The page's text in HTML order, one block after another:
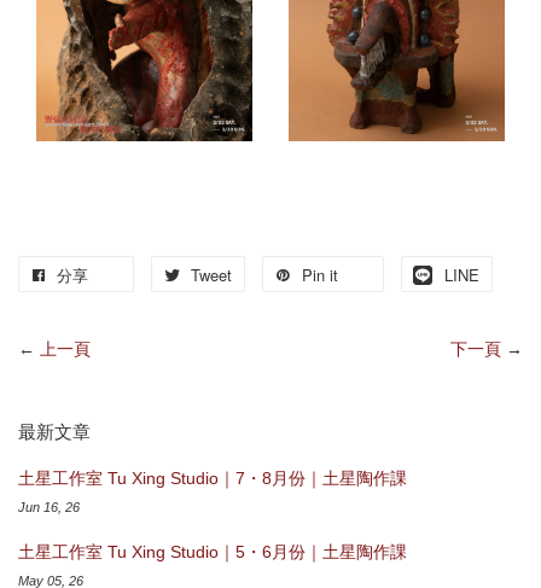
分享 Tweet Pin it LINE
← 上一頁 下一頁 →
最新文章
土星工作室 Tu Xing Studio｜7・8月份｜土星陶作課
Jun 16, 26
土星工作室 Tu Xing Studio｜5・6月份｜土星陶作課
May 05, 26